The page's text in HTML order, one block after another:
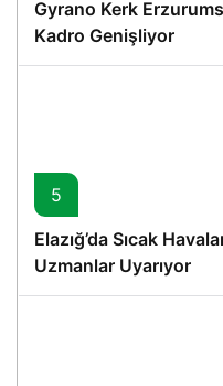
Gyrano Kerk
Kadro Genişliyor
5
Elazığ’da Sıcak
Uzmanlar Uyarıyor